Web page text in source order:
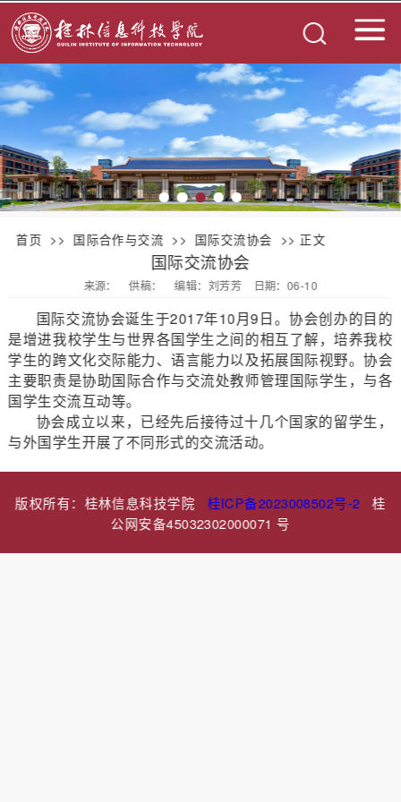
首页 >> 国际合作与交流 >> 国际交流协会 >> 正文
国际交流协会
来源： 供稿： 编辑：刘芳芳 日期：06-10
国际交流协会诞生于2017年10月9日。协会创办的目的
是增进我校学生与世界各国学生之间的相互了解，培养我校
学生的跨文化交际能力、语言能力以及拓展国际视野。协会
主要职责是协助国际合作与交流处教师管理国际学生，与各
国学生交流互动等。
协会成立以来，已经先后接待过十几个国家的留学生，
与外国学生开展了不同形式的交流活动。
版权所有：桂林信息科技学院桂ICP备2023008502号-2 桂
公网安备45032302000071 号